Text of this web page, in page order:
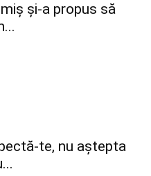
și-a propus să
te, nu aștepta